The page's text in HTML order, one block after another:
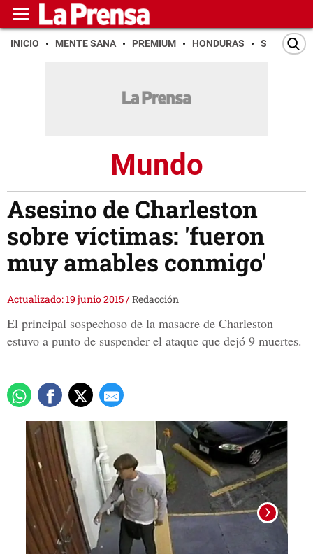
INICIO MENTE SANA PREMIUM HONDURAS SAN PEDRO
Mundo
Asesino de Charleston
sobre víctimas: 'fueron
muy amables conmigo'
Actualizado: 19 junio 2015/Redacción
El principal sospechoso de la masacre de Charleston
estuvo a punto de suspender el ataque que dejó 9 muertes.